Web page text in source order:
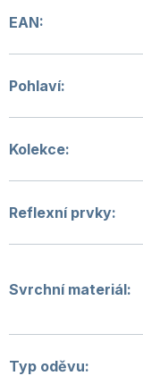
EAN:
Pohlaví:
Kolekce:
Reflexní prvky:
Svrchní materiál:
Typ oděvu: